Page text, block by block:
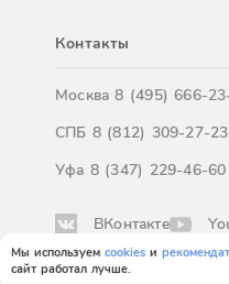
Мы используем cookies и
сайт работал лучше.
Контакты
Москва8 (495) 666-
СПБ 8 (812) 309-27-23
Уфа 8 (347) 229-46-60
ВКонтакте
* Обращаем Ваше
носит исключительно
каких условиях